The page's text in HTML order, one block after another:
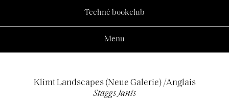
Technè bookclub
Menu
Klimt Landscapes (Neue Galerie) /Anglais
Staggs Janis